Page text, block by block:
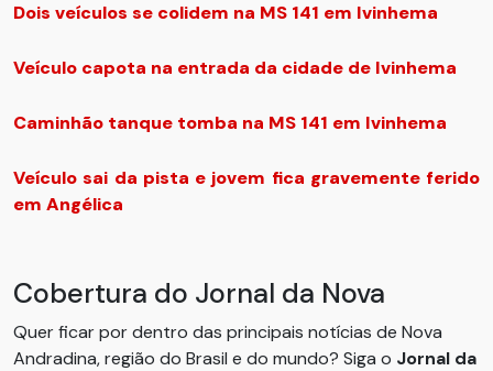
Dois veículos se colidem na MS 141 em Ivinhema
Veículo capota na entrada da cidade de Ivinhema
Caminhão tanque tomba na MS 141 em Ivinhema
Veículo sai da pista e jovem fica gravemente ferido
em Angélica
Cobertura do Jornal da Nova
Quer ficar por dentro das principais notícias de Nova
Andradina, região do Brasil e do mundo? Siga o Jornal da